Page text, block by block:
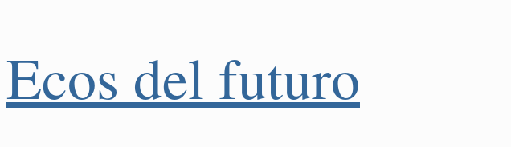
Ecos del futuro